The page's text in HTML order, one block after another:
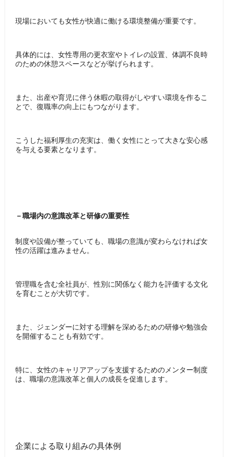
現場においても女性が快適に働ける環境整備が重要です。
具体的には、女性専用の更衣室やトイレの設置、体調不良時
のための休憩スペースなどが挙げられます。
また、出産や育児に伴う休暇の取得がしやすい環境を作るこ
とで、復職率の向上にもつながります。
こうした福利厚生の充実は、働く女性にとって大きな安心感
を与える要素となります。
－​職場内の意識改革と研修の重要性
制度や設備が整っていても、職場の意識が変わらなければ女
性の活躍は進みません。
管理職を含む全社員が、性別に関係なく能力を評価する文化
を育むことが大切です。
また、ジェンダーに対する理解を深めるための研修や勉強会
を開催することも有効です。
特に、女性のキャリアアップを支援するためのメンター制度
は、職場の意識改革と個人の成長を促進します。
企業による取り組みの具体例